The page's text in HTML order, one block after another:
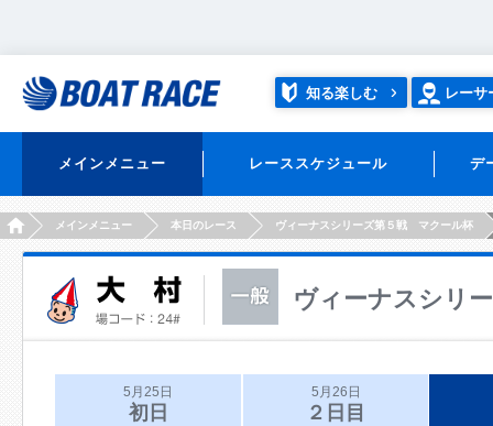
知る楽しむ レーサ
メインメニュー レーススケジュール デ
HOMEメインメニュー 本日のレース ヴィーナスシリーズ第５戦 マクール杯
ヴィーナスシリ
5月25日
初日
5月26日
２日目